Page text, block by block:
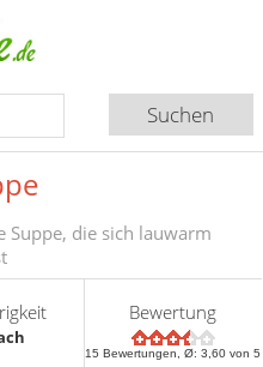
Suppe, die sich lauwarm
Bewertung
15 Bewertungen, Ø:3,60 von 5